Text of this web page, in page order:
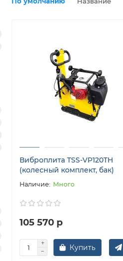
Виброплита TSS-VP120TH
(колесный комплект, бак)
Много
105 570 р
Купить